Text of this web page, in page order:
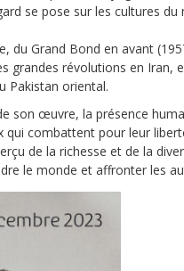
se pose sur les cultures
du Grand Bond en avant
grandes révolutions en Iran,
Pakistan oriental.
son œuvre, la présence
qui combattent pour leur
de la richesse et de la
le monde et affronter les